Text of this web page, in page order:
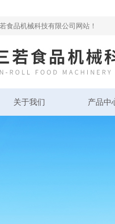
食品机械科技有限公司网站！
关于我们 产品中